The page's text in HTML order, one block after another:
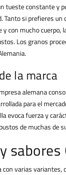
tueste constante y
Tanto si prefieres un
con mucho cuerpo,
Los granos
la marca
alemana
para el
evoca fuerza y
de muchas de
sabores
con varias variantes,